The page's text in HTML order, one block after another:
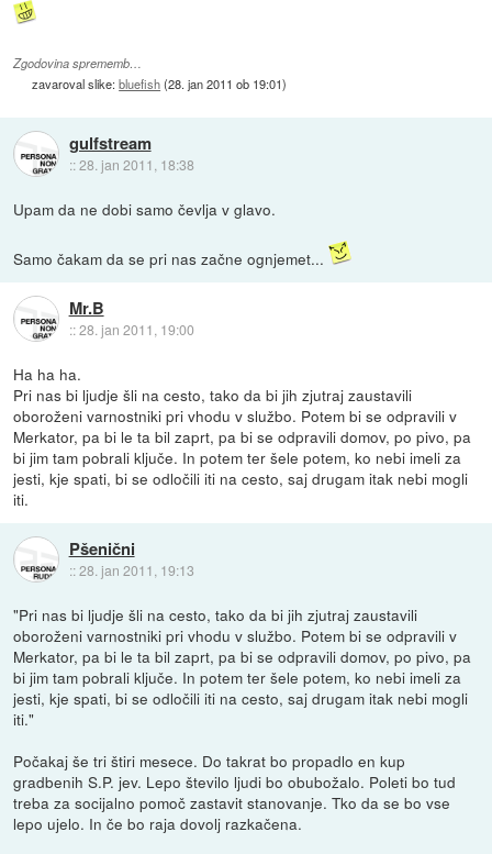
Zgodovina sprememb…
zavaroval slike:bluefish(28. jan 2011 ob 19:01)
gulfstream
::28. jan 2011, 18:38
Upam da ne dobi samo čevlja v glavo.
Samo čakam da se pri nas začne ognjemet...
Mr.B
::28. jan 2011, 19:00
Ha ha ha.
Pri nas bi ljudje šli na cesto, tako da bi jih zjutraj zaustavili
oboroženi varnostniki pri vhodu v službo. Potem bi se odpravili v
Merkator, pa bi le ta bil zaprt, pa bi se odpravili domov, po pivo, pa
bi jim tam pobrali ključe. In potem ter šele potem, ko nebi imeli za
jesti, kje spati, bi se odločili iti na cesto, saj drugam itak nebi mogli
iti.
Pšenični
::28. jan 2011, 19:13
"Pri nas bi ljudje šli na cesto, tako da bi jih zjutraj zaustavili
oboroženi varnostniki pri vhodu v službo. Potem bi se odpravili v
Merkator, pa bi le ta bil zaprt, pa bi se odpravili domov, po pivo, pa
bi jim tam pobrali ključe. In potem ter šele potem, ko nebi imeli za
jesti, kje spati, bi se odločili iti na cesto, saj drugam itak nebi mogli
iti."
Počakaj še tri štiri mesece. Do takrat bo propadlo en kup
gradbenih S.P. jev. Lepo število ljudi bo obubožalo. Poleti bo tud
treba za socijalno pomoč zastavit stanovanje. Tko da se bo vse
lepo ujelo. In če bo raja dovolj razkačena.